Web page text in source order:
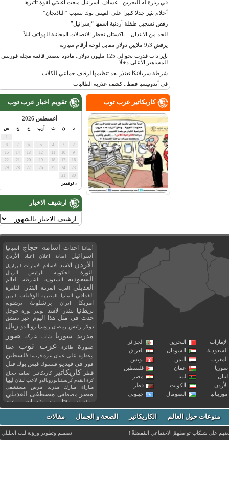
في زيارة له للبحرين.. عساف: اسرائيل منعت اغنيتي لقوة تأثيرها
أحلام تثير جدلا كبيرا على الفيس بوك بسبب “الباذنجان”
رفض تسجيل طفلة أردنية اسمها “إسرائيل”
للحد من الابتذال .. باكستان تحظر الاتصالات المجانية للهواتف ليلاً
يرفض 9٫3 ملايين دولار مقابل لوحة أرقام سيارته
بإيرادات قدرت بحوالي 125 مليون دولار.. مادونا تتصدر قائمة مجلة فوربس
للمشاهير الأعلى دخلًا
شرطة سريلانكا تعتذر بعد تنظيمها لزفاف جماعي للكلاب
في أندونيسيا فقط.. كشف عذرية الطالبات
تقويم اخبار عرب توب
أغسطس 2026
أرب س
« نوفمبر
ارشيف الاخبار
كاريكاتير عرب توب
البحرين
الجزائر
السودان
العراق
اليمن
تونس
عمان
فلسطين
ليبيا
مصر
الكويت
قطر
الصومال جيبوتي
ألمانيا احداث اسامه حجاج اسبانيا
اسرائيل اصابة اعلان اعياد الأردن
الاردن الاسد الاسلام الامارات البرازيل
الثورة الحكومة الرئيس الريال
السعودية السعوديه الشرطة العالم
العديلي العرب العربية الفنان القاهرة
القذافي المانيا المصرية الوفيات اليمن
امريكا ايران برشلونة برشلونه
بريطانيا بشار الاسد تويتر ثورة جوجل
حدث في مثل هذا اليوم خبر دمشق
دولار رئيس رمضان روسيا رونالدو ريال
مدريد
سوريا شاب شركة صور
صورة طائرة عرب توب
عطا
وعطوة على عمان غزة فرنسا فلسطين
فوز في فيديو فيسبوك فيس بوك قتل
قطر كاريكاتير كاريكاتير اسامه حجاج
كرة القدم كريستيانو رونالدو لاعب لبنان ليبيا
مباراة مبارك مدريد مرض مستشفى
مصر مصطفى مصطفى العديلي
مظاهرات مقتل من مناسبات
منوعات
مواليد
موت ميسي ميلان نادي نشر
وفاة وفيات يوتيوب منوعات حول العالم الكاريكاتير الصحة و الجمال مقالات
على شبكاتِ تواصلهمْ الاجتماعي المُفضلةْ ! تصميم وتطوير ورؤيةليث الخليلي